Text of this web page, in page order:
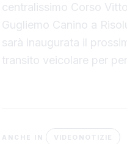
centralissimo Corso
Gugliemo Canino a
sarà inaugurata il
transito veicolare per
ANCHE IN VIDEONOTIZIE